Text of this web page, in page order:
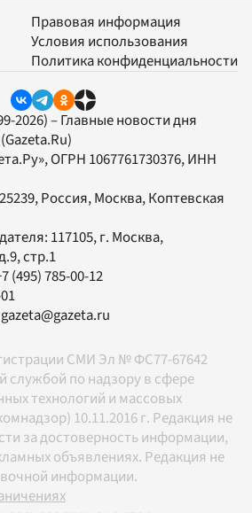
Правовая информация
Условия использования
Политика конфиденциальности
2026) – Главные новости дня
(Gazeta.Ru)
, ОГРН 1067761730376, ИНН
Россия, Москва, Коптевская
117105, г. Москва,
стр.1
(495) 785-00-12
gazeta@gazeta.ru
СМИ Эл № ФС77-67642
службой по надзору в сфере
технологий и массовых
10.11.2016 г. Редакция не
за достоверность информации,
объявлениях. Редакция не
информации.